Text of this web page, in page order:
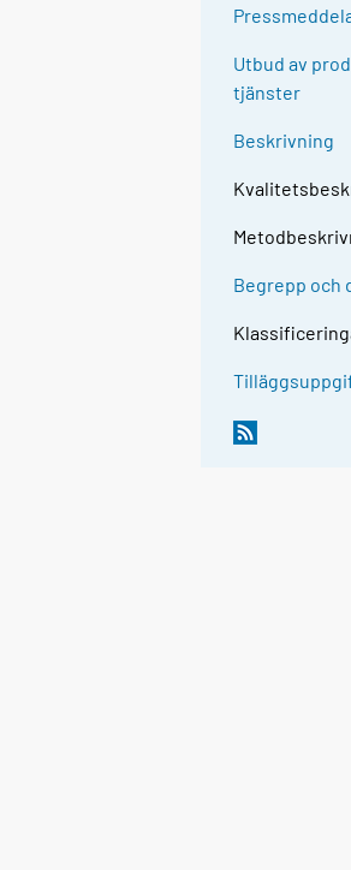
Utbud av
tjänster
Beskrivning
Begrepp och